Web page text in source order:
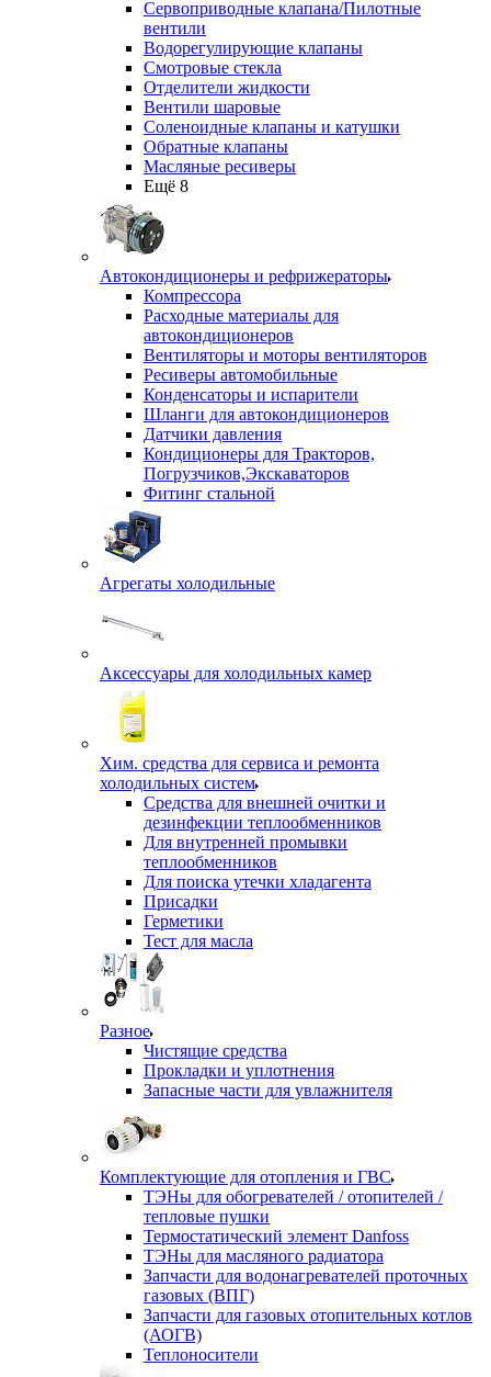
Сервоприводные клапана/Пилотные
вентили
Водорегулирующие клапаны
Смотровые стекла
Отделители жидкости
Вентили шаровые
Соленоидные клапаны и катушки
Обратные клапаны
Масляные ресиверы
Ещё 8
Автокондиционеры и рефрижераторы
Компрессора
Расходные материалы для
автокондиционеров
Вентиляторы и моторы вентиляторов
Ресиверы автомобильные
Конденсаторы и испарители
Шланги для автокондиционеров
Датчики давления
Кондиционеры для Тракторов,
Погрузчиков,Экскаваторов
Фитинг стальной
Агрегаты холодильные
Аксессуары для холодильных камер
Хим. средства для сервиса и ремонта
холодильных систем
Средства для внешней очитки и
дезинфекции теплообменников
Для внутренней промывки
теплообменников
Для поиска утечки хладагента
Присадки
Герметики
Тест для масла
Разное
Чистящие средства
Прокладки и уплотнения
Запасные части для увлажнителя
Комплектующие для отопления и ГВС
ТЭНы для обогревателей / отопителей /
тепловые пушки
Термостатический элемент Danfoss
ТЭНы для масляного радиатора
Запчасти для водонагревателей проточных
газовых (ВПГ)
Запчасти для газовых отопительных котлов
(АОГВ)
Теплоносители